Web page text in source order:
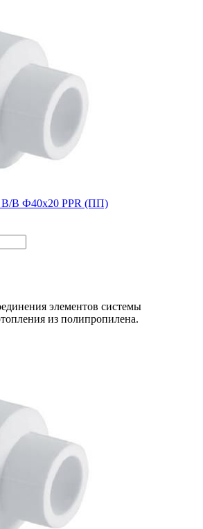
Ф40х20 PPR (ПП)
элементов системы
из полипропилена.